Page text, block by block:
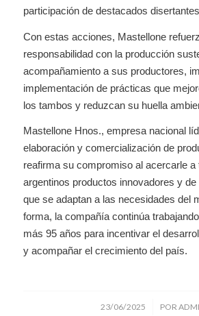
participación de destacados
Con estas acciones, Mastellone
responsabilidad con la producción
acompañamiento a sus productores,
implementación de prácticas que
los tambos y reduzcan su huella
Mastellone Hnos., empresa nacional
elaboración y comercialización de
reafirma su compromiso al acercarle a
argentinos productos innovadores y
que se adaptan a las necesidades del
forma, la compañía continúa
más 95 años para incentivar el
y acompañar el crecimiento del país.
23/06/2025
/ POR